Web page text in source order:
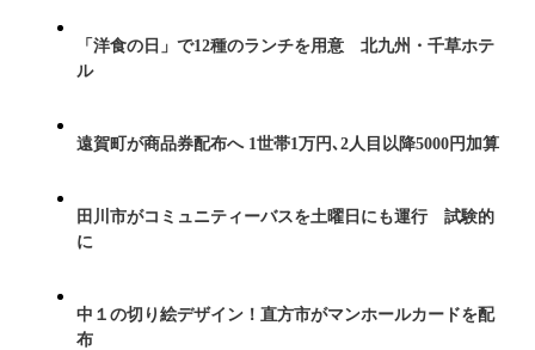
「洋食の日」で12種のランチを用意 北九州・千草ホテ
ル
遠賀町が商品券配布へ 1世帯1万円､2人目以降5000円加算
田川市がコミュニティーバスを土曜日にも運行 試験的
に
中１の切り絵デザイン！直方市がマンホールカードを配
布